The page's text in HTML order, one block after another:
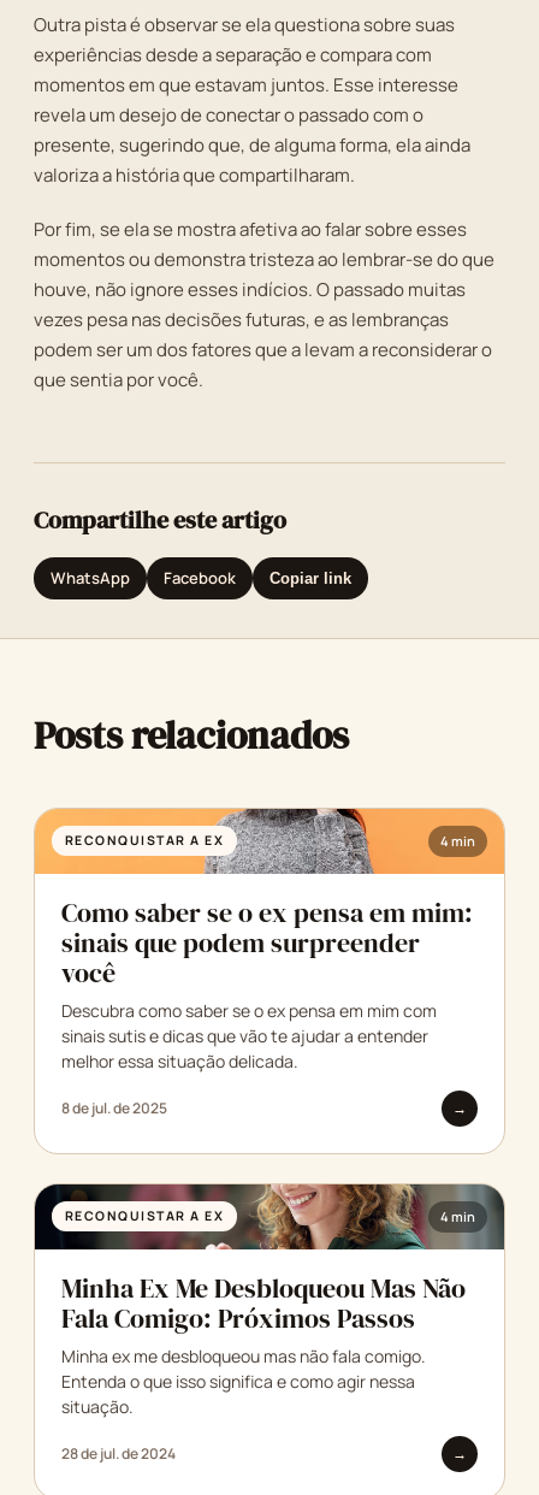
Outra pista é observar se ela questiona sobre suas
experiências desde a separação e compara com
momentos em que estavam juntos. Esse interesse
revela um desejo de conectar o passado com o
presente, sugerindo que, de alguma forma, ela ainda
valoriza a história que compartilharam.
Por fim, se ela se mostra afetiva ao falar sobre esses
momentos ou demonstra tristeza ao lembrar-se do que
houve, não ignore esses indícios. O passado muitas
vezes pesa nas decisões futuras, e as lembranças
podem ser um dos fatores que a levam a reconsiderar o
que sentia por você.
Compartilhe este artigo
WhatsApp Facebook Copiar link
Posts relacionados
RECONQUISTAR A EX 4 min
Como saber se o ex pensa em mim:
sinais que podem surpreender
você
Descubra como saber se o ex pensa em mim com
sinais sutis e dicas que vão te ajudar a entender
melhor essa situação delicada.
8 de jul. de 2025 →
RECONQUISTAR A EX 4 min
Minha Ex Me Desbloqueou Mas Não
Fala Comigo: Próximos Passos
Minha ex me desbloqueou mas não fala comigo.
Entenda o que isso significa e como agir nessa
situação.
28 de jul. de 2024 →